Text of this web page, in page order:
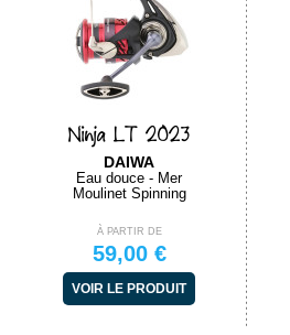
Ninja LT 2023
DAIWA
Eau douce - Mer
Moulinet Spinning
À PARTIR DE
59,00 €
VOIR LE PRODUIT